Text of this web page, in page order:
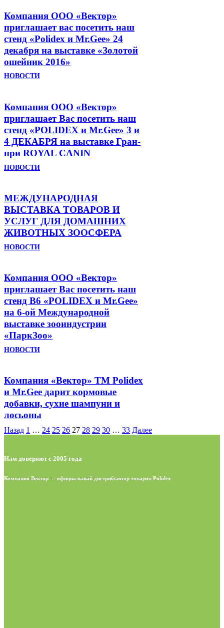
Компания ООО «Вектор»
приглашает вас посетить наш
стенд «Polidex и Mr.Gee» 24
декабря на выставке «Золотой
ошейник 2016»
НОВОСТИ
Компания ООО «Вектор»
приглашает Вас посетить наш
стенд «POLIDEX и Mr.Gee» 3 и
4 ДЕКАБРЯ на выставке Гран-
при ROYAL CANIN
НОВОСТИ
МЕЖДУНАРОДНАЯ
ВЫСТАВКА ТОВАРОВ И
УСЛУГ ДЛЯ ДОМАШНИХ
ЖИВОТНЫХ ЗООСФЕРА
НОВОСТИ
Компания ООО «Вектор»
приглашает Вас посетить наш
стенд B6 «POLIDEX и Mr.Gee»
на 6-ой Международной
выставке зооиндустрии
«ПаркЗоо»
НОВОСТИ
Компания «Вектор» ТМ Polidex
и Mr.Gee дарит кормовые
добавки, сухие шампуни и
лосьоны
Назад 1 … 24 25 26 27 28 29 30 … 33 Далее
Нам доверяют с 2005 года
Компания Вектор — официальный дистрибьютор товаров Polidex